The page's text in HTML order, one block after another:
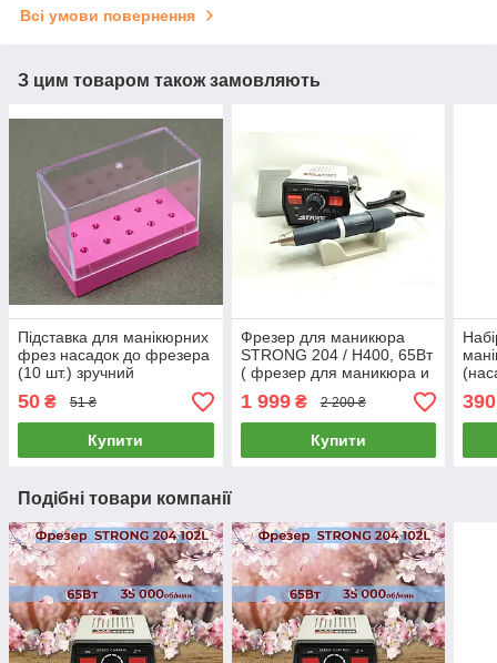
Всі умови повернення
З цим товаром також замовляють
Підставка для манікюрних
фрез насадок до фрезера
(10 шт.) зручний
зберігання насадок до
фрезера
50 ₴ 51 ₴
Купити
Фрезер для маникюра
STRONG 204 / H400, 65Вт
( фрезер для маникюра и
1 999₴ 2 200 ₴
Купити
390
Подібні товари компанії